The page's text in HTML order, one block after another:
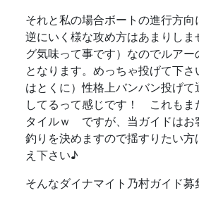
それと私の場合ボートの進行方
逆にいく様な攻め方はあまりしま
グ気味って事です）なのでルア
となります。めっちゃ投げて下
はとくに）性格上バンバン投げ
してるって感じです！ これもま
タイルｗ ですが、当ガイドはお
釣りを決めますので揺すりたい
え下さい♪
そんなダイナマイト乃村ガイド募